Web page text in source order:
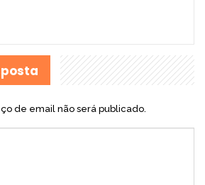
de email não será publicado.